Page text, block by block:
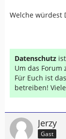
Welche würdest
Datenschutz
Um das
Für Euch ist
betreiben!
Jerzy
Gast